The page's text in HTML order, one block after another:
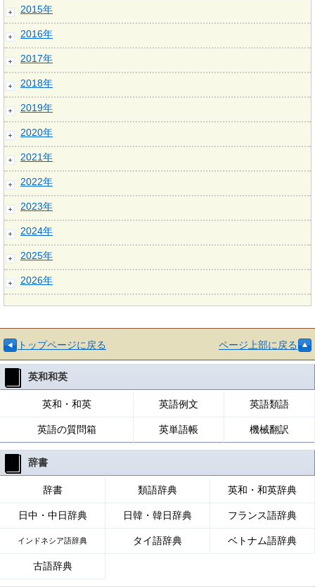
2015年
2016年
2017年
2018年
2019年
2020年
2021年
2022年
2023年
2024年
2025年
2026年
トップページに戻る ページ上部に戻る
英和和英
英和・和英 英語例文 英語類語
英語の質問箱 英単語帳 機械翻訳
辞書
辞書 類語辞典 英和・和英辞典
日中・中日辞典 日韓・韓日辞典 フランス語辞典
インドネシア語辞典 タイ語辞典 ベトナム語辞典
古語辞典